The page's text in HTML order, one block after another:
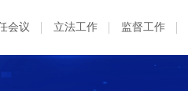
会议 立法工作 监督工作